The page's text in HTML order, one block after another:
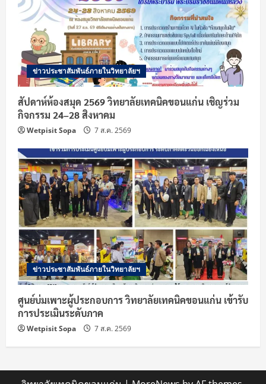
ข่าวประชาสัมพันธ์ภายในวิทยาลัยฯ
สัปดาห์ห้องสมุด 2569 วิทยาลัยเทคนิคขอนแก่น เชิญร่วม
กิจกรรม 24–28 สิงหาคม
Wetpisit Sopa 7 ส.ค. 2569
ข่าวประชาสัมพันธ์ภายในวิทยาลัยฯ
ศูนย์บ่มเพาะผู้ประกอบการ วิทยาลัยเทคนิคขอนแก่น เข้ารับ
การประเมินระดับภาค
Wetpisit Sopa 7 ส.ค. 2569